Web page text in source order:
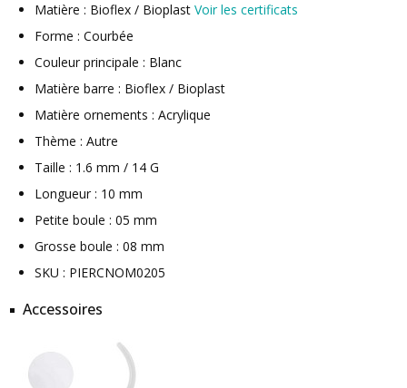
Matière : Bioflex / Bioplast Voir les certificats
Forme : Courbée
Couleur principale : Blanc
Matière barre : Bioflex / Bioplast
Matière ornements : Acrylique
Thème : Autre
Taille : 1.6 mm / 14 G
Longueur : 10 mm
Petite boule : 05 mm
Grosse boule : 08 mm
SKU : PIERCNOM0205
Accessoires